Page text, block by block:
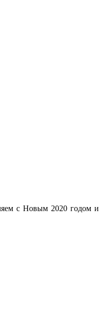
с Новым 2020 годом и